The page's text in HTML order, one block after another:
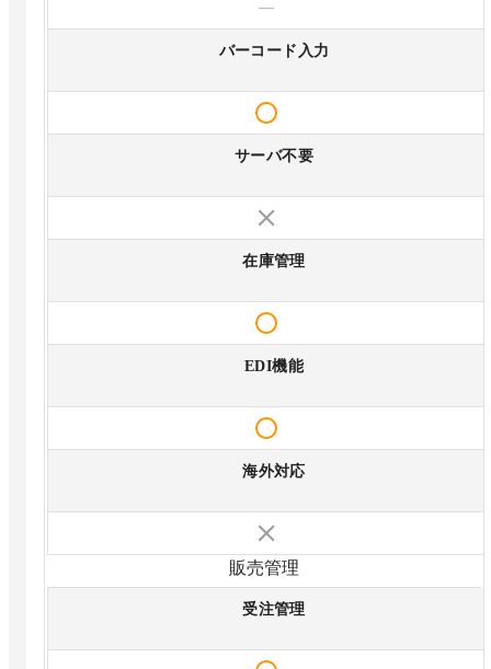
—
バーコード入力
サーバ不要
在庫管理
EDI機能
海外対応
販売管理
受注管理